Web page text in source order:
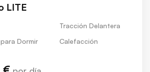
LITE
Tracción Delantera
Dormir
Calefacción